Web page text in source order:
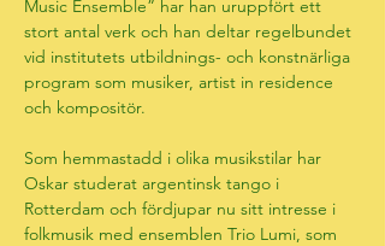
Music Ensemble” har han uruppfört ett
stort antal verk och han deltar regelbundet
vid institutets utbildnings- och konstnärliga
program som musiker, artist in residence
och kompositör.
Som hemmastadd i olika musikstilar har
Oskar studerat argentinsk tango i
Rotterdam och fördjupar nu sitt intresse i
folkmusik med ensemblen Trio Lumi, som